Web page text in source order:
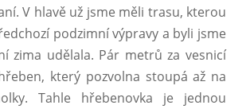
V hlavě už jsme měli trasu, kterou
podzimní výpravy a byli jsme
zima udělala. Pár metrů za vesnicí
který pozvolna stoupá až na
Tahle hřebenovka je jednou